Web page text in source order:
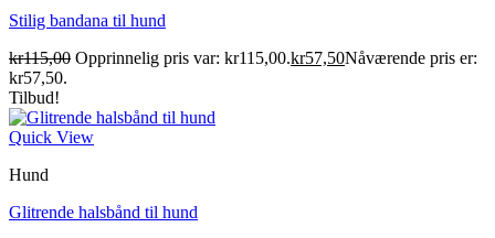
Stilig bandana til hund
kr115,00 Opprinnelig pris var: kr115,00.kr57,50Nåværende pris er:
kr57,50.
Tilbud!
Quick View
Hund
Glitrende halsbånd til hund